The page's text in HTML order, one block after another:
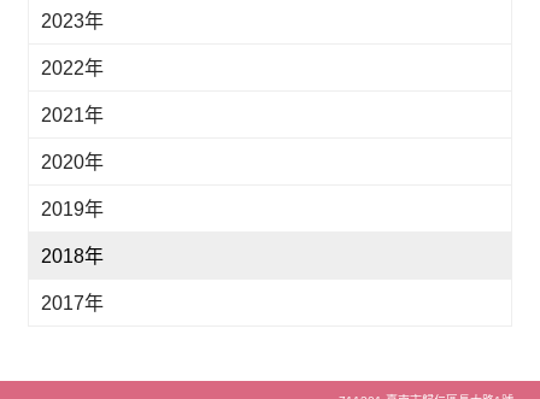
2023年
2022年
2021年
2020年
2019年
2018年
2017年